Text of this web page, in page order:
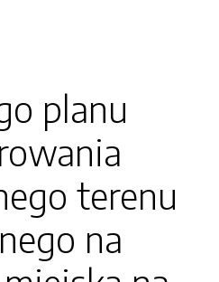
planu
terenu
na